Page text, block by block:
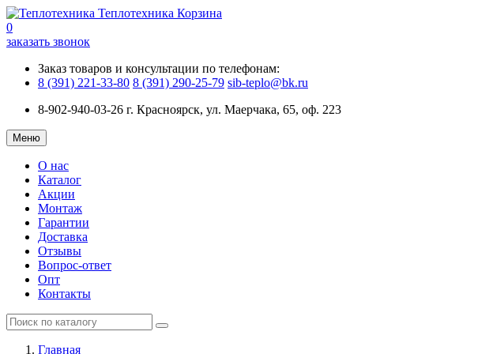
Теплотехника Корзина
0
заказать звонок
Заказ товаров и консультации по телефонам:
8 (391) 221-33-80 8 (391) 290-25-79 sib-teplo@bk.ru
8-902-940-03-26 г. Красноярск, ул. Маерчака, 65, оф. 223
Меню
О нас
Каталог
Акции
Монтаж
Гарантии
Доставка
Отзывы
Вопрос-ответ
Опт
Контакты
Главная